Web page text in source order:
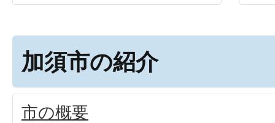
加須市の紹介
市の概要